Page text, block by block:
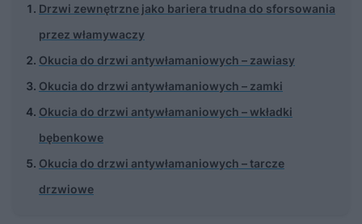
Drzwi zewnętrzne jako bariera trudna do sforsowania
przez włamywaczy
Okucia do drzwi antywłamaniowych – zawiasy
Okucia do drzwi antywłamaniowych – zamki
Okucia do drzwi antywłamaniowych – wkładki
bębenkowe
Okucia do drzwi antywłamaniowych – tarcze
drzwiowe